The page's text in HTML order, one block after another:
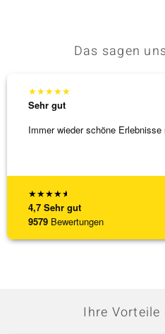
Das sagen
★★★★★
4,7 Sehr gut
9579 Bewertungen
★★★★★
Sehr gut
Immer wieder schöne
Ihre